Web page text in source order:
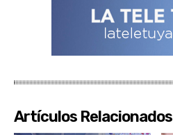
Artículos Relacionados